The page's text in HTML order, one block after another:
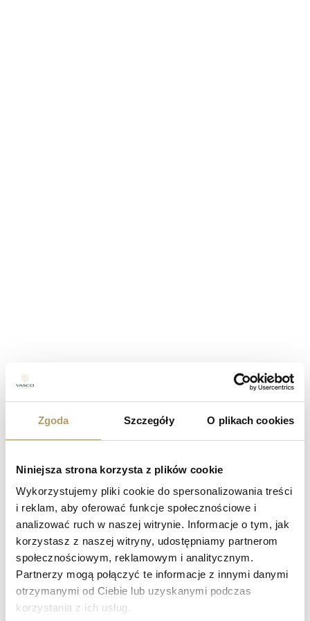
Zgoda Szczegóły O plikach cookies
Niniejsza strona korzysta z plików cookie
Wykorzystujemy pliki cookie do spersonalizowania treści
i reklam, aby oferować funkcje społecznościowe i
analizować ruch w naszej witrynie. Informacje o tym, jak
korzystasz z naszej witryny, udostępniamy partnerom
społecznościowym, reklamowym i analitycznym.
Partnerzy mogą połączyć te informacje z innymi danymi
otrzymanymi od Ciebie lub uzyskanymi podczas
korzystania z ich usług.
Dziękujemy za zaufanie, cudowne opinie i Waszą obecność
Galeria
1/4